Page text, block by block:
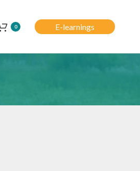
0 E-learnings